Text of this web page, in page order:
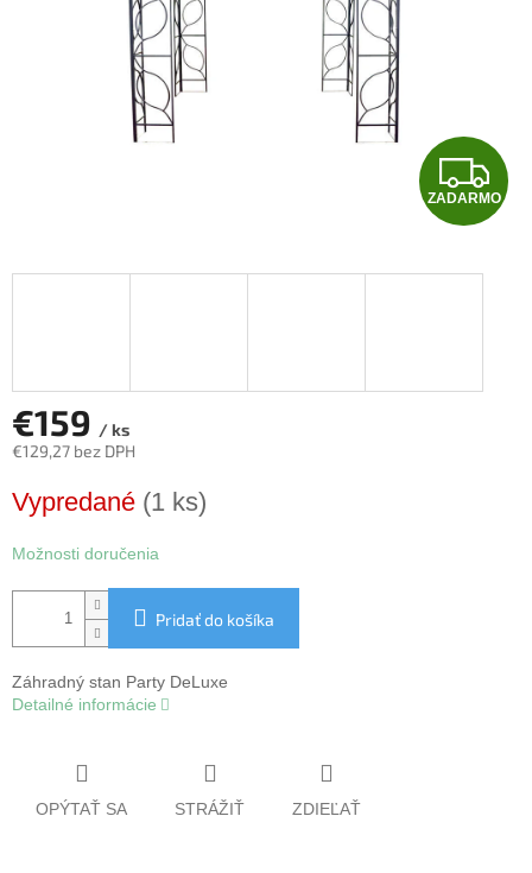
Z
A
ZADARMO
€159 / ks
€129,27 bez DPH
cena:
Vypredané (1 ks)
Možnosti doručenia
Pridať do košíka
Záhradný stan Party DeLuxe
Detailné informácie
OPÝTAŤ SA STRÁŽIŤ ZDIEĽAŤ